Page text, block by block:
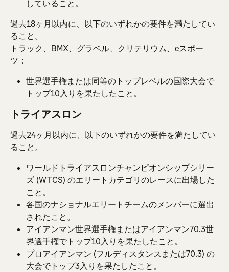
していること。
過去18ヶ月以内に、以下のいずれかの要件を満たしてい
ること。
トラック、BMX、グラベル、クリテリウム、eスポー
ツ：
世界選手権または同等のトップレベルの国際大会で
トップ10入りを果たしたこと。
トライアスロン
過去24ヶ月以内に、以下のいずれかの要件を満たしてい
ること。
ワールドトライアスロンチャンピオンシップシリー
ズ (WTCS) のエリートカテゴリのレースに出場した
こと。
各国のナショナルエリートチームのメンバーに選出
されたこと。
アイアンマン世界選手権またはアイアンマン70.3世
界選手権でトップ10入りを果たしたこと。
プロアイアンマン (フルディスタンスまたは70.3) の
大会でトップ3入りを果たしたこと。